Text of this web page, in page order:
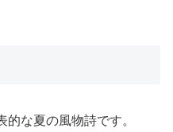
な夏の風物詩です。